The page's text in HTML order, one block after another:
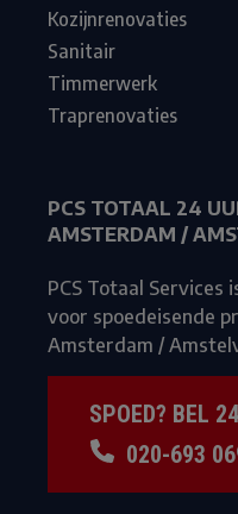
Kozijnrenovaties
Sanitair
Timmerwerk
Traprenovaties
PCS TOTAAL 24
AMSTERDAM /
PCS Totaal Services
voor spoedeisende
Amsterdam /
SPOED? BEL
020-693